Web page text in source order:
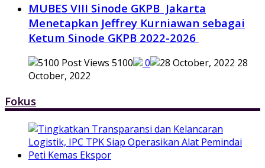
MUBES VIII Sinode GKPB Jakarta
Menetapkan Jeffrey Kurniawan sebagai
Ketum Sinode GKPB 2022-2026
5100 0
28
October, 2022
Fokus